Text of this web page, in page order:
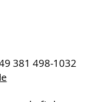
381 498-1032